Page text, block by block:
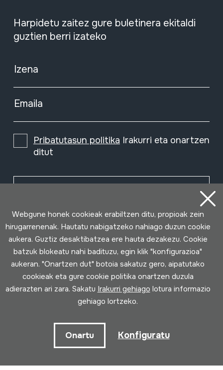
Harpidetu zaitez gure buletinera ekitaldi
guztien berri izateko
Izena
Emaila
Pribatutasun politika Irakurri eta onartzen
ditut
Loturak garatua
Webgune honek cookieak erabiltzen ditu, propioak zein
hirugarrenenak. Hautatu nabigatzeko nahiago duzun cookie
aukera. Guztiz desaktibatzea ere hauta dezakezu. Cookie
batzuk blokeatu nahi badituzu, egin klik "konfigurazioa"
aukeran. "Onartzen dut" botoia sakatuz gero, aipatutako
cookieak eta gure cookie politika onartzen duzula
adierazten ari zara. Sakatu Irakurri gehiago lotura informazio
gehiago lortzeko.
Onartu Konfiguratu